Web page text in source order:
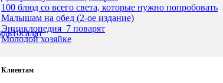
10салат
100 блюд со всего света, которые нужно попробовать
Малышам на обед (2-ое издание)
Энциклопедия_7 поварят
Молодой хозяйке
Клиентам